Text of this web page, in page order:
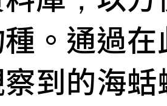
。通過
到的海蛞